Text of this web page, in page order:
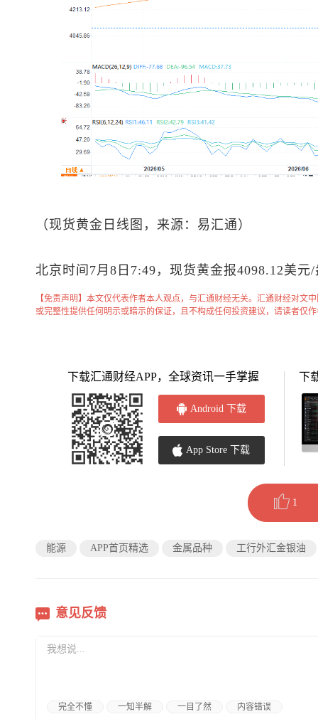
（现货黄金 日线图，来源：易汇通）
北京时间7月8日7:49， 现货黄金报4098.12美元
【免责声明】本文仅代表作者本人观点，与汇通财经无关。汇通财经对文
或完整性提供任何明示或暗示的保证，且不构成任何投资建议，请读者仅
下载汇通财经APP，全球资讯一手掌握
Android 下载
App Store 下载
下
1
能源 APP首页精选 金属品种 工行外汇金银油
意见反馈
完全不懂 一知半解 一目了然 内容错误